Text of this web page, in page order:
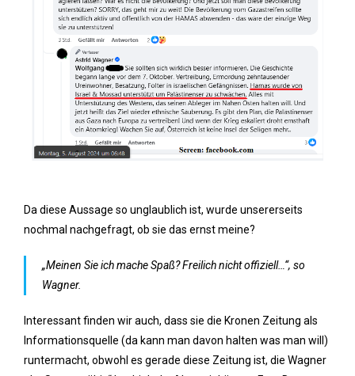
Da diese Aussage so unglaublich ist, wurde unsererseits
nochmal nachgefragt, ob sie das ernst meine?
„Meinen Sie ich mache Spaß? Freilich nicht offiziell…“, so
Wagner.
Interessant finden wir auch, dass sie die Kronen Zeitung als
Informationsquelle (da kann man davon halten was man will)
runtermacht, obwohl es gerade diese Zeitung ist, die Wagner